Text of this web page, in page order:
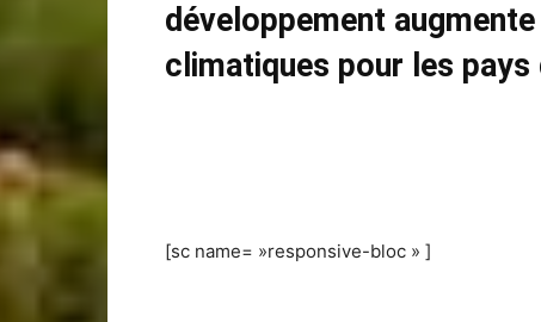
développement
climatiques pour les pays
[sc name= »responsive-bloc » ]